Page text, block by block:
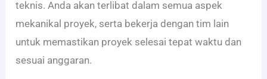
teknis. Anda akan terlibat dalam semua aspek
mekanikal proyek, serta bekerja dengan tim lain
untuk memastikan proyek selesai tepat waktu dan
sesuai anggaran.